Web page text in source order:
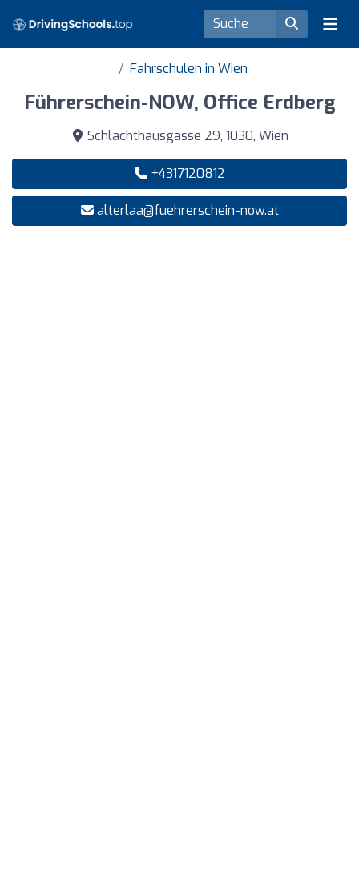
Fahrschulen in Wien
Führerschein-NOW, Office Erdberg
Schlachthausgasse 29, 1030, Wien
+4317120812
alterlaa@fuehrerschein-now.at